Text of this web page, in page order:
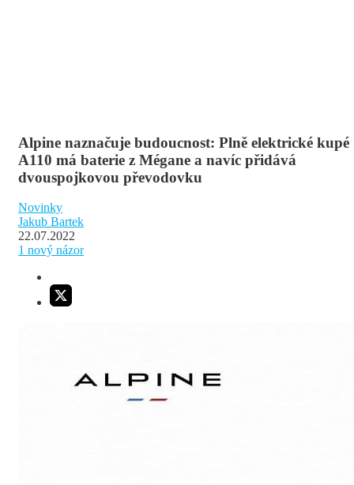
Alpine naznačuje budoucnost: Plně elektrické kupé
A110 má baterie z Mégane a navíc přidává
dvouspojkovou převodovku
Novinky
Jakub Bartek
22.07.2022
1 nový názor